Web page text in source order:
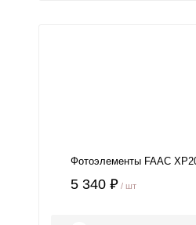
Фотоэлементы FAAC
5 340 ₽ / шт